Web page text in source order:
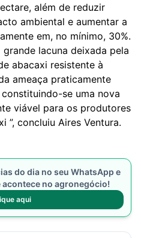
além de reduzir
ambiental e aumentar a
em, no mínimo, 30%.
lacuna deixada pela
abacaxi resistente à
ameaça praticamente
se uma nova
viável para os produtores
”, concluiu Aires Ventura.
do dia no seu WhatsApp e
no agronegócio!
aqui